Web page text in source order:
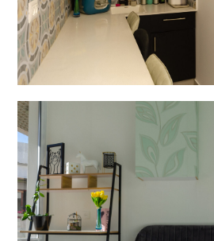
ומאובזר
כלי אוכל נאים